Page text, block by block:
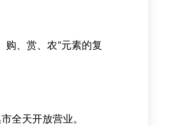
、赏、农”元素的复
全天开放营业。